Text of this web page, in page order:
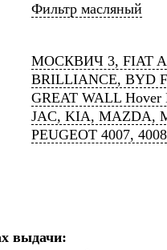
Фильтр масляный
МОСКВИЧ 3, FIAT
BRILLIANCE, BYD
GREAT WALL
JAC, KIA, MAZDA,
PEUGEOT 4007, 4008
выдачи: